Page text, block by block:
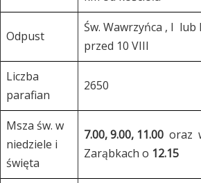
Odpust
Św. Wawrzyńca , I
przed 10 VIII
Liczba
parafian
2650
Msza św. w
niedziele i
święta
7.00, 9.00, 11.00 oraz
Zarąbkach o 12.15